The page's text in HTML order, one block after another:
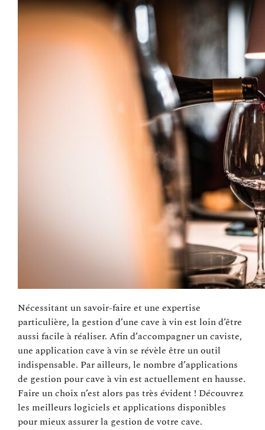
Nécessitant un savoir-faire et une expertise
particulière, la gestion d’une cave à vin est loin d’être
aussi facile à réaliser. Afin d’accompagner un caviste,
une application cave à vin se révèle être un outil
indispensable. Par ailleurs, le nombre d’applications
de gestion pour cave à vin est actuellement en hausse.
Faire un choix n’est alors pas très évident ! Découvrez
les meilleurs logiciels et applications disponibles
pour mieux assurer la gestion de votre cave.